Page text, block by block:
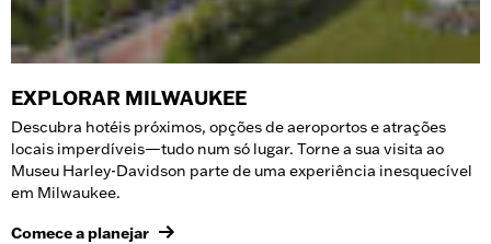
EXPLORAR MILWAUKEE
Descubra hotéis próximos, opções de aeroportos e atrações
locais imperdíveis—tudo num só lugar. Torne a sua visita ao
Museu Harley-Davidson parte de uma experiência inesquecível
em Milwaukee.
Comece a planejar